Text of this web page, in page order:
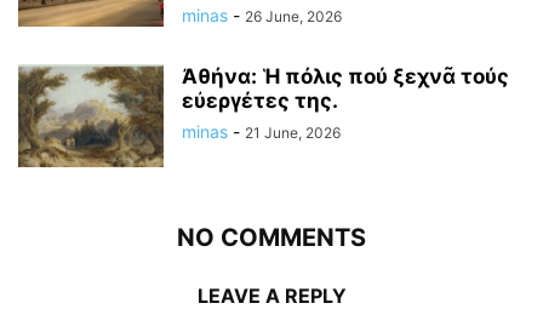
minas - 26 June, 2026
Ἀθήνα: Ἡ πόλις πού ξεχνᾶ τούς
εὐεργέτες της.
minas - 21 June, 2026
NO COMMENTS
LEAVE A REPLY